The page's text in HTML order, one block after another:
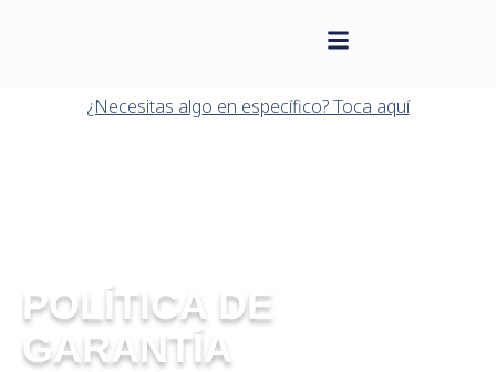
¿Necesitas algo en específico? Toca aquí
POLÍTICA DE
GARANTÍA